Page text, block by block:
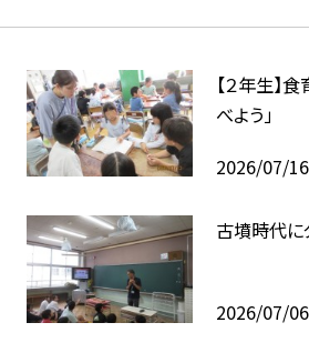
【２年生】
べよう」
2026/07/16
古墳時代に
2026/07/06